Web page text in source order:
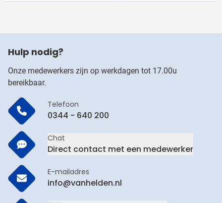
Hulp nodig?
Onze medewerkers zijn op werkdagen tot 17.00u
bereikbaar.
Telefoon
0344 - 640 200
Chat
Direct contact met een medewerker
E-mailadres
info@vanhelden.nl